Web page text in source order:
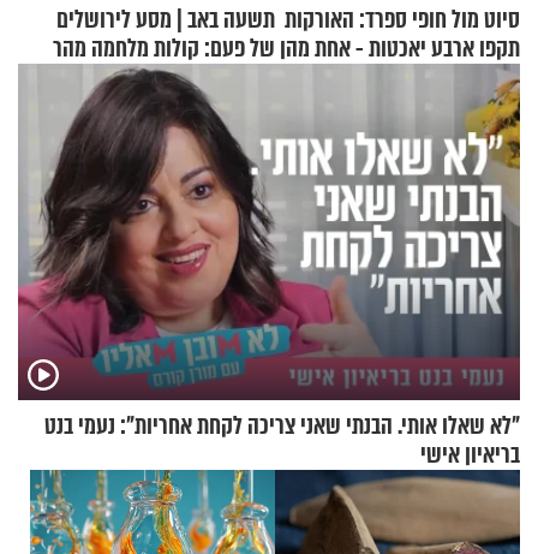
סיוט מול חופי ספרד: האורקות
תקפו ארבע יאכטות - אחת מהן
טבעה
תשעה באב | מסע לירושלים
של פעם: קולות מלחמה מהר
"לא שאלו אותי. הבנתי שאני צריכה לקחת אחריות": נעמי בנט
בריאיון אישי